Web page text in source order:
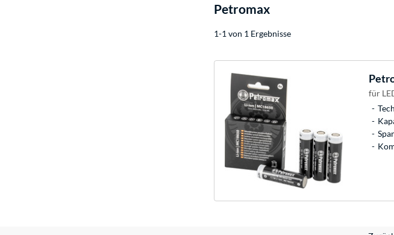
Petromax
1-1 von 1 Ergebnisse
für